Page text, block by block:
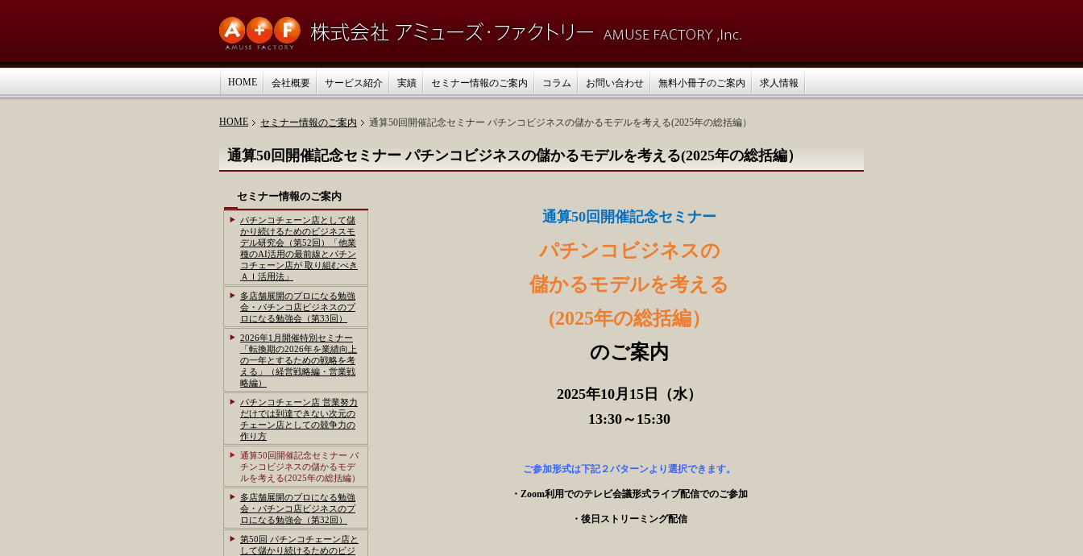
HOME 会社概要 サービス紹介 実績 セミナー情報のご案内 コラム お問い合わせ 無料小冊子のご案内 求人情報
HOME セミナー情報のご案内 通算50回開催記念セミナー パチンコビジネスの儲かるモデルを考える(2025年の総括編）
通算50回開催記念セミナー パチンコビジネスの儲かるモデルを考える(2025年の総括編）
通算50回開催記念セミナー
パチンコビジネスの
儲かるモデルを考える
(2025年の総括編）
のご案内
2025年10月15日（水）
13:30～15:30
ご参加形式は下記２パターンより選択できます。
・Zoom利用でのテレビ会議形式ライブ配信でのご参加
・後日ストリーミング配信
セミナー情報のご案内
パチンコチェーン店として儲
かり続けるためのビジネスモ
デル研究会（第52回）「他業
種のAI活用の最前線とパチン
コチェーン店が 取り組むべき
ＡＩ活用法」
多店舗展開のプロになる勉強
会・パチンコ店ビジネスのプ
ロになる勉強会（第33回）
2026年1月開催特別セミナー
「転換期の2026年を業績向上
の一年とするための戦略を考
える」（経営戦略編・営業戦
略編）
パチンコチェーン店 営業努力
だけでは到達できない次元の
チェーン店としての競争力の
作り方
通算50回開催記念セミナー パ
チンコビジネスの儲かるモデ
ルを考える(2025年の総括編）
多店舗展開のプロになる勉強
会・パチンコ店ビジネスのプ
ロになる勉強会（第32回）
第50回 パチンコチェーン店と
して儲かり続けるためのビジ